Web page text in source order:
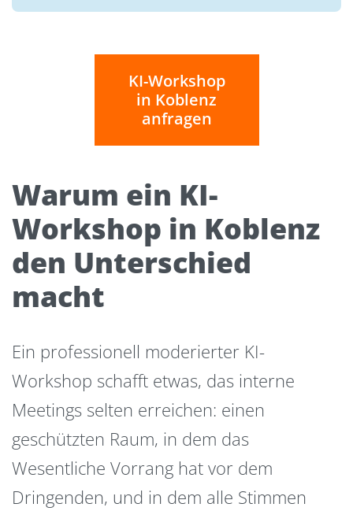
KI-Workshop
in Koblenz
anfragen
Warum ein KI-
Workshop in Koblenz
den Unterschied
macht
Ein professionell moderierter KI-
Workshop schafft etwas, das interne
Meetings selten erreichen: einen
geschützten Raum, in dem das
Wesentliche Vorrang hat vor dem
Dringenden, und in dem alle Stimmen